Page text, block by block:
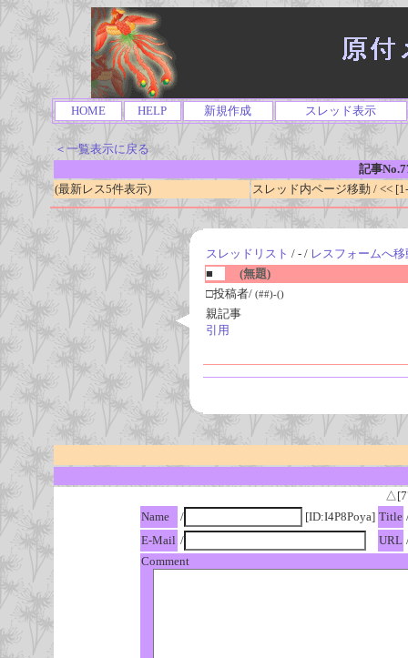
HOME HELP 新規作成 スレッド表示
＜一覧表示に戻る
記事
(最新レス5件表示)
スレッド内ページ移動 / <<
スレッドリスト / - / レスフォームへ移
■
(無題)
□投稿者/ (##)-()
親記事
引用
Name
/ [ID:I4P8Poya] Title
E-Mail / URL
Comment